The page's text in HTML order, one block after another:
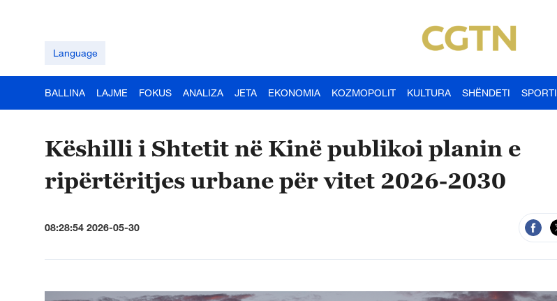
Language
BALLINA LAJME FOKUS ANALIZA JETA EKONOMIA KOZMOPOLIT KULTURA SHËNDETI SPORTI
Këshilli i Shtetit në Kinë publikoi planin e
ripërtëritjes urbane për vitet 2026-2030
08:28:54 2026-05-30